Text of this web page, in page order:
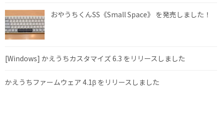
おやうちくんSS《Small Space》 を発売しました！
[Windows] かえうちカスタマイズ 6.3 をリリースしました
かえうちファームウェア 4.1β をリリースしました